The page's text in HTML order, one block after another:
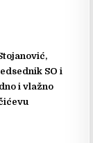
SO i
i vlažno